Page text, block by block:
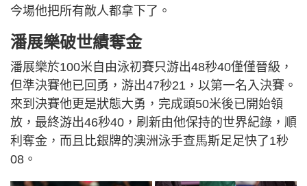
今場他把所有敵人都拿下了。
潘展樂破世績奪金
潘展樂於100米自由泳初賽只游出48秒40僅僅晉級，
但準決賽他已回勇，游出47秒21，以第一名入決賽。
來到決賽他更是狀態大勇，完成頭50米後已開始領
放，最終游出46秒40，刷新由他保持的世界紀錄，順
利奪金，而且比銀牌的澳洲泳手查馬斯足足快了1秒
08。